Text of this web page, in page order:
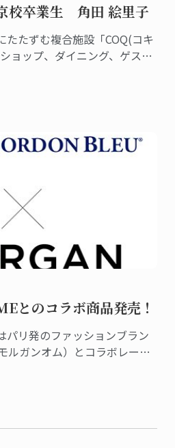
校卒業生 角田 絵里子
たたずむ複合施設「COQ(コキ
ョップ、ダイニング、ゲスト
akinagao」とのコラボレー
とのコラボ商品発売！
パリ発のファッションブラン
ルガンオム）とコラボレーシ
どの商品すべてにル・コル